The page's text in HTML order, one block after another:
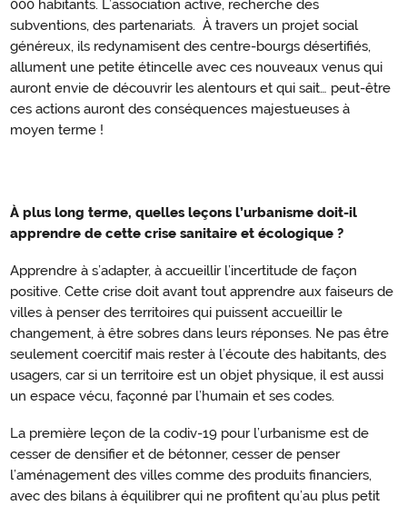
000 habitants. L’association active, recherche des
subventions, des partenariats. À travers un projet social
généreux, ils redynamisent des centre-bourgs désertifiés,
allument une petite étincelle avec ces nouveaux venus qui
auront envie de découvrir les alentours et qui sait… peut-être
ces actions auront des conséquences majestueuses à
moyen terme !
Halte
à
la
métropolisation
À plus long terme, quelles leçons l’urbanisme doit-il
apprendre de cette crise sanitaire et écologique ?
Apprendre à s’adapter, à accueillir l’incertitude de façon
positive. Cette crise doit avant tout apprendre aux faiseurs de
villes à penser des territoires qui puissent accueillir le
changement, à être sobres dans leurs réponses. Ne pas être
seulement coercitif mais rester à l’écoute des habitants, des
usagers, car si un territoire est un objet physique, il est aussi
un espace vécu, façonné par l’humain et ses codes.
La première leçon de la codiv-19 pour l’urbanisme est de
cesser de densifier et de bétonner, cesser de penser
l’aménagement des villes comme des produits financiers,
avec des bilans à équilibrer qui ne profitent qu’au plus petit